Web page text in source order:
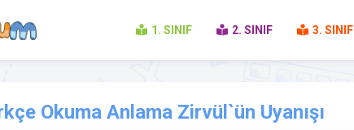
1. SINIF 2. SINIF 3. SINIF
Okuma Anlama Zirvül`ün Uyanışı